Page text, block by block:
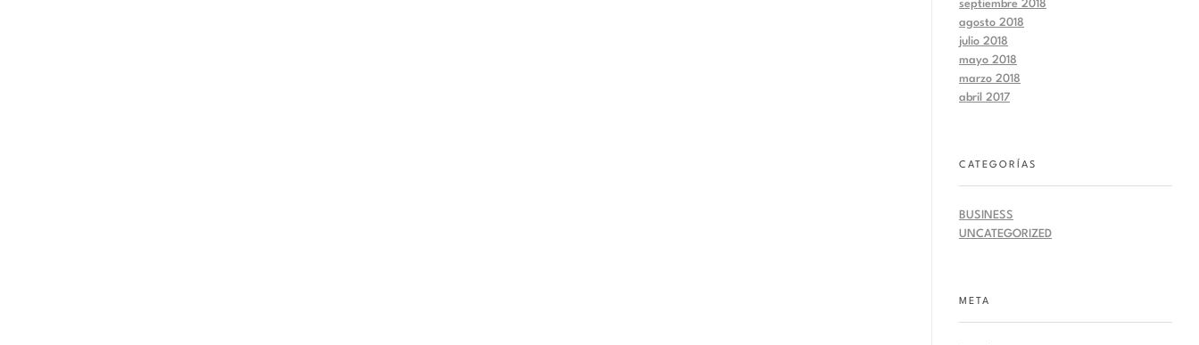
septiembre 2018
agosto 2018
julio 2018
mayo 2018
marzo 2018
abril 2017
CATEGORÍAS
BUSINESS
UNCATEGORIZED
META